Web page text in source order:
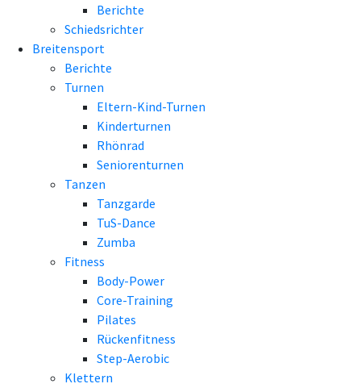
Berichte
Schiedsrichter
Breitensport
Berichte
Turnen
Eltern-Kind-Turnen
Kinderturnen
Rhönrad
Seniorenturnen
Tanzen
Tanzgarde
TuS-Dance
Zumba
Fitness
Body-Power
Core-Training
Pilates
Rückenfitness
Step-Aerobic
Klettern